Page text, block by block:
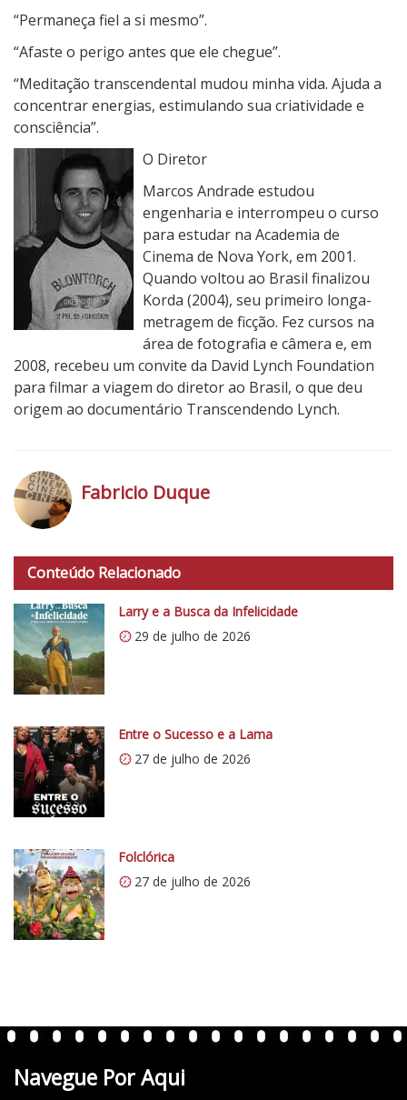
“Permaneça fiel a si mesmo”.
“Afaste o perigo antes que ele chegue”.
“Meditação transcendental mudou minha vida. Ajuda a
concentrar energias, estimulando sua criatividade e
consciência”.
O Diretor
Marcos Andrade estudou
engenharia e interrompeu o curso
para estudar na Academia de
Cinema de Nova York, em 2001.
Quando voltou ao Brasil finalizou
Korda (2004), seu primeiro longa-
metragem de ficção. Fez cursos na
área de fotografia e câmera e, em
2008, recebeu um convite da David Lynch Foundation
para filmar a viagem do diretor ao Brasil, o que deu
origem ao documentário Transcendendo Lynch.
t
p
s
:
/
/
0
.
w
p
.
c
o
m
/
v
n
e
Fabricio Duque
Conteúdo Relacionado
Larry e a Busca da Infelicidade
29 de julho de 2026
Entre o Sucesso e a Lama
27 de julho de 2026
Folclórica
27 de julho de 2026
Navegue Por Aqui